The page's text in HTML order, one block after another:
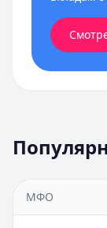
МФО